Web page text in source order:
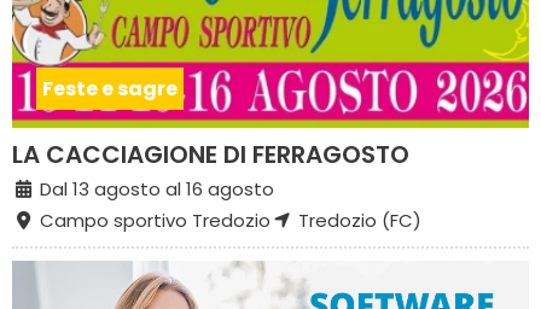
Feste e sagre
LA CACCIAGIONE DI FERRAGOSTO
Dal 13 agosto al 16 agosto
Campo sportivo Tredozio
Tredozio (FC)